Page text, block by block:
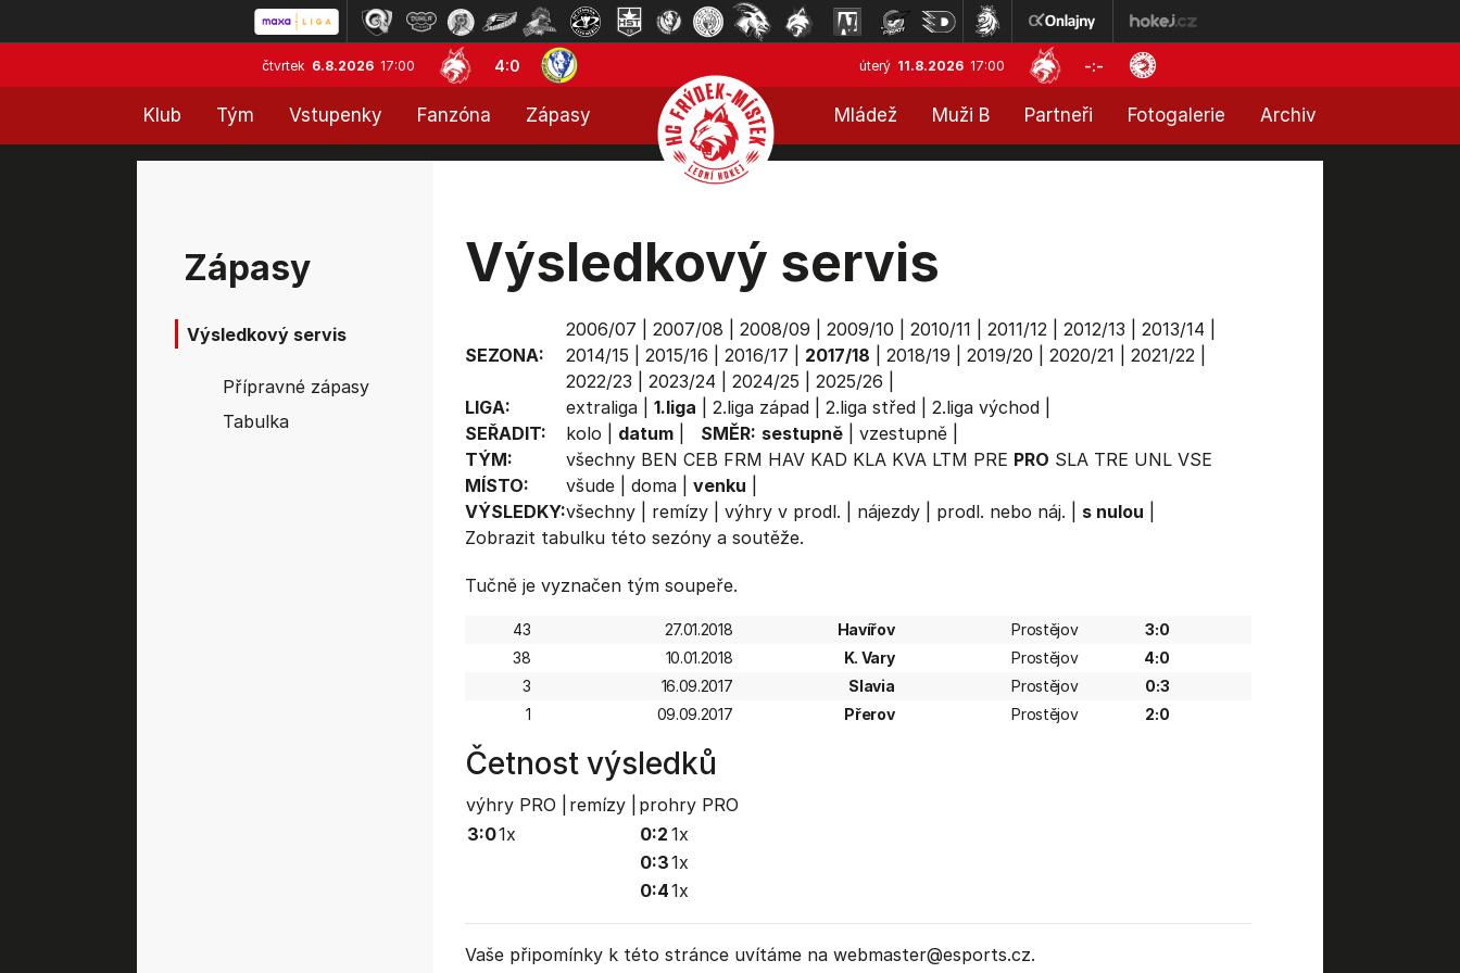
čtvrtek 6.8.2026 17:00 4:0 úterý 11.8.2026 17:00 -:-
Klub Tým Vstupenky Fanzóna Zápasy Mládež Muži B Partneři Fotogalerie Archiv
Zápasy
Výsledkový servis
Přípravné zápasy
Tabulka
Výsledkový servis
SEZONA:
2006/07 2007/08 2008/09 2009/10 2010/11 2011/12| 2012/13 2013/14
2014/15
2015/16 2016/17 2017/18 2018/19 2019/20 2020/21 2021/22|
2022/23
2023/24 2024/25 2025/26
LIGA:
extraliga| 1.liga 2.liga západ| 2.liga střed| 2.liga východ|
SEŘADIT:
kolo datum| SMĚR: sestupně| vzestupně|
TÝM:
všechny BEN CEB FRM HAV KAD KLA KVA LTM PRE PRO SLA TRE UNL VSE
MÍSTO:
všude| doma| venku
VÝSLEDKY:všechny| remízy| výhry v prodl. nájezdy| prodl. nebo náj. s nulou
Zobrazit tabulkutéto sezóny a soutěže.
Tučně je vyznačen tým soupeře.
43 27.01.2018 Havířov Prostějov
3:0
38
10.01.2018 K. Vary Prostějov
4:0
3
16.09.2017 Slavia Prostějov
0:3
1
09.09.2017 Přerov Prostějov 2:0
Četnost výsledků
výhry PRO | remízy |
prohry PRO
3:01x 0:2 1x
0:31x
0:41x
Vaše připomínky k této stránce uvítáme na webmaster@esports.cz.